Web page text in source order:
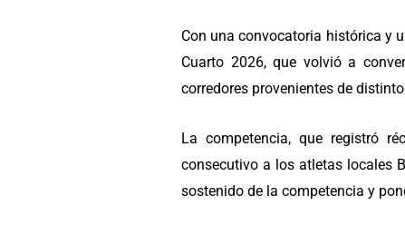
Con una convocatoria histórica y
Cuarto 2026, que volvió a
corredores provenientes de
La competencia, que registró
consecutivo a los atletas locales
sostenido de la competencia y